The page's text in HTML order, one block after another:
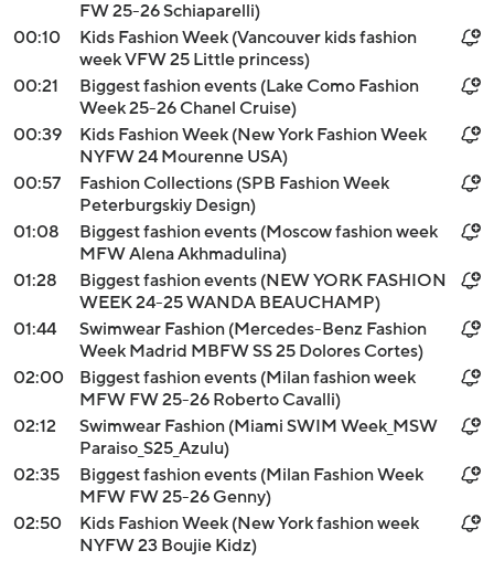
FW 25-26 Schiaparelli)
00:10
Kids Fashion Week (Vancouver kids fashion
week VFW 25 Little princess)
00:21
Biggest fashion events (Lake Como Fashion
Week 25-26 Chanel Cruise)
00:39
Kids Fashion Week (New York Fashion Week
NYFW 24 Mourenne USA)
00:57
Fashion Collections (SPB Fashion Week
Peterburgskiy Design)
01:08
Biggest fashion events (Moscow fashion week
MFW Alena Akhmadulina)
01:28
Biggest fashion events (NEW YORK FASHION
WEEK 24-25 WANDA BEAUCHAMP)
01:44
Swimwear Fashion (Mercedes-Benz Fashion
Week Madrid MBFW SS 25 Dolores Cortes)
02:00
Biggest fashion events (Milan fashion week
MFW FW 25-26 Roberto Cavalli)
02:12
Swimwear Fashion (Miami SWIM Week_MSW
Paraiso_S25_Azulu)
02:35
Biggest fashion events (Milan Fashion Week
MFW FW 25-26 Genny)
02:50
Kids Fashion Week (New York fashion week
NYFW 23 Boujie Kidz)